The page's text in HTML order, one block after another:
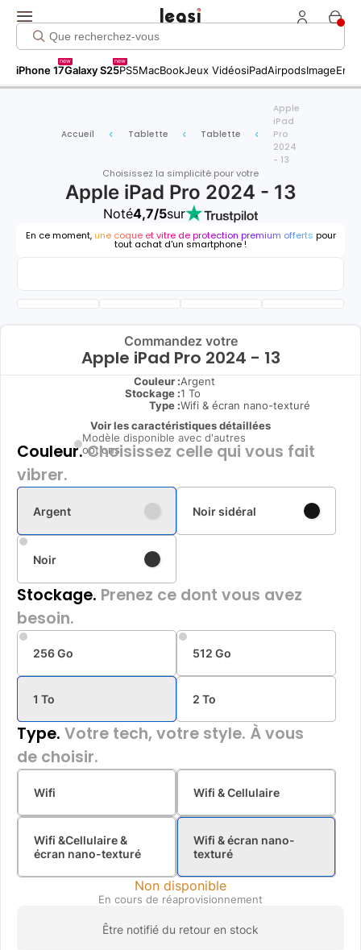
iPhone 17
new
Galaxy S25
new
PS5MacBookJeux VidéosiPadAirpodsImage
Accueil Tablette Tablette
Apple
iPad
Pro
2024
- 13
Choisissez la simplicité pour votre
Apple iPad Pro 2024 - 13
Noté4,7/5sur
En ce moment, une coque et vitre de protection premium offerts pour
tout achat d'un smartphone !
Commandez votre
Apple iPad Pro 2024 - 13
Couleur :Argent
Stockage :1 To
Type :Wifi & écran nano-texturé
Voir les caractéristiques détaillées
Modèle disponible avec d'autres
options
Couleur.Choisissez celle qui vous fait
vibrer.
Argent Noir sidéral
Noir
Stockage. Prenez ce dont vous avez
besoin.
256 Go 512 Go
1 To 2 To
Type. Votre tech, votre style. À vous
de choisir.
Wifi Wifi & Cellulaire
Wifi &Cellulaire &
écran nano-texturé
Wifi & écran nano-
texturé
Non disponible
En cours de réaprovisionnement
Être notifié du retour en stock